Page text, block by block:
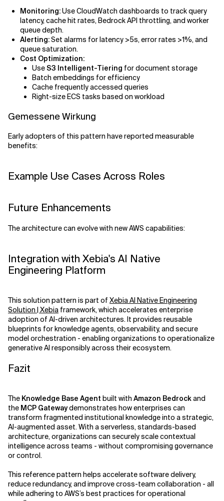
Monitoring:Use CloudWatch dashboards to track query
latency, cache hit rates, Bedrock API throttling, and worker
queue depth.
Alerting:Set alarms for latency >5s, error rates >1%, and
queue saturation.
Cost Optimization:
UseS3 Intelligent-Tiering for document storage
Batch embeddings for efficiency
Cache frequently accessed queries
Right-size ECS tasks based on workload
Gemessene Wirkung
Early adopters of this pattern have reported measurable
benefits:
Example Use Cases Across Roles
Future Enhancements
The architecture can evolve with new AWS capabilities:
Integration with Xebia's AI Native
Engineering Platform
This solution pattern is part of Xebia AI Native Engineering
Solution | Xebia framework, which accelerates enterprise
adoption of AI-driven architectures. It provides reusable
blueprints for knowledge agents, observability, and secure
model orchestration - enabling organizations to operationalize
generative AI responsibly across their ecosystem.
Fazit
The Knowledge Base Agent built with Amazon Bedrockand
the MCP Gatewaydemonstrates how enterprises can
transform fragmented institutional knowledge into a strategic,
AI-augmented asset. With a serverless, standards-based
architecture, organizations can securely scale contextual
intelligence across teams - without compromising governance
or control.
This reference pattern helps accelerate software delivery,
reduce redundancy, and improve cross-team collaboration - all
while adhering to AWS’s best practices for operational